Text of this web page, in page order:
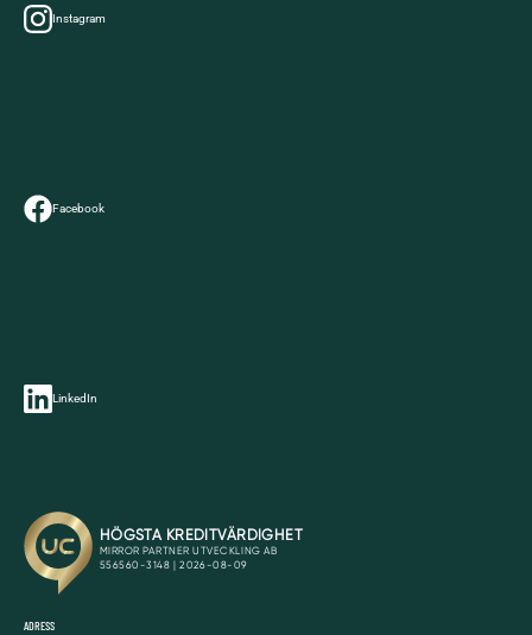
Instagram
Facebook
LinkedIn
ADRESS